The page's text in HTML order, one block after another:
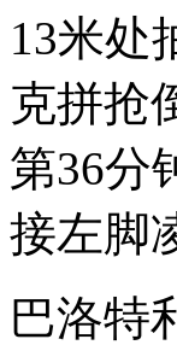
13米处
克拼抢
第36分
接左脚
巴洛特